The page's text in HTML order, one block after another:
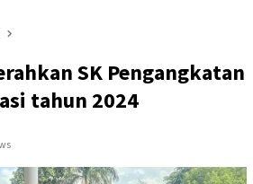
SK Pengangkatan
tahun 2024